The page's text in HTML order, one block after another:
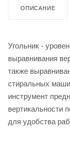
ОПИСАНИЕ
Угольник -
выравнивания
также
стиральных
инструмент
вертикальности
для удобства